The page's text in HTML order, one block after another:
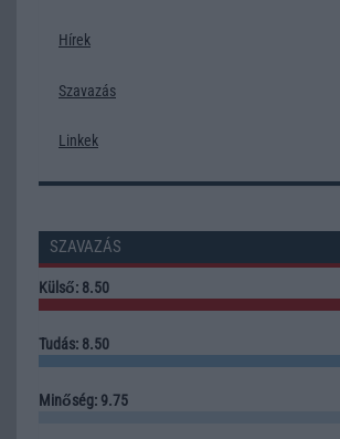
Hírek
Szavazás
Linkek
SZAVAZÁS
Külső: 8.50
Tudás: 8.50
Minőség: 9.75